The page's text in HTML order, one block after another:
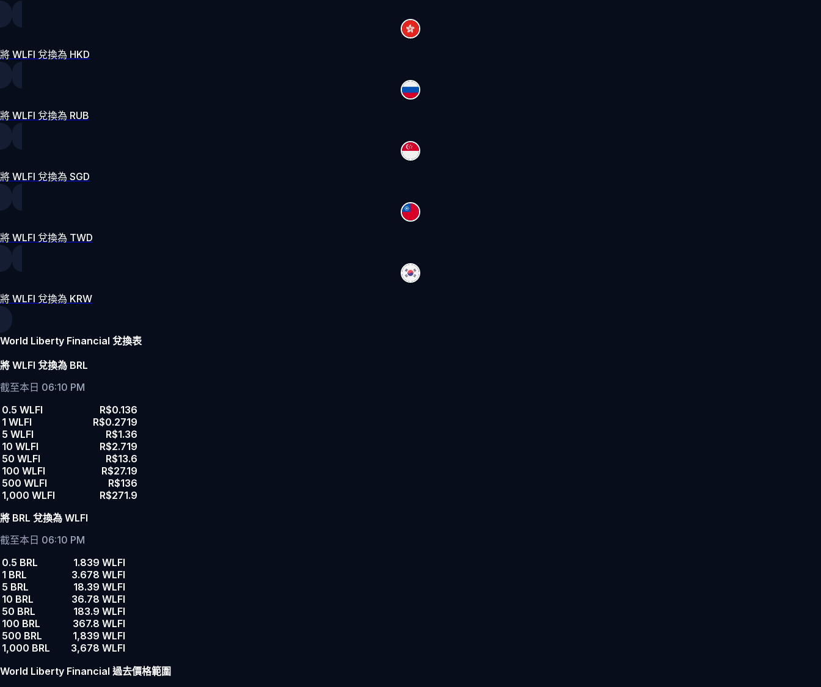
將 WLFI 兌換為 HKD
將 WLFI 兌換為 RUB
將 WLFI 兌換為 SGD
將 WLFI 兌換為 TWD
將 WLFI 兌換為 KRW
World Liberty Financial 兌換表
將 WLFI 兌換為 BRL
截至本日 06:10 PM
0.5 WLFI
R$0.136
1 WLFI
R$0.2719
5 WLFI
R$1.36
10 WLFI
R$2.719
50 WLFI
R$13.6
100 WLFI
R$27.19
500 WLFI
R$136
1,000 WLFI
R$271.9
將 BRL 兌換為 WLFI
截至本日 06:10 PM
0.5 BRL
1.839 WLFI
1 BRL
3.678 WLFI
5 BRL
18.39 WLFI
10 BRL
36.78 WLFI
50 BRL
183.9 WLFI
100 BRL
367.8 WLFI
500 BRL
1,839 WLFI
1,000 BRL
3,678 WLFI
World Liberty Financial 過去價格範圍